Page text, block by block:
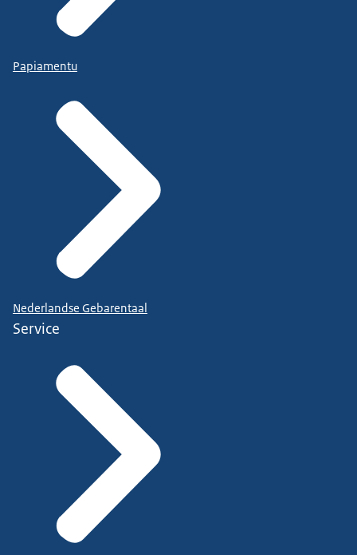
Papiamentu
Nederlandse Gebarentaal
Service